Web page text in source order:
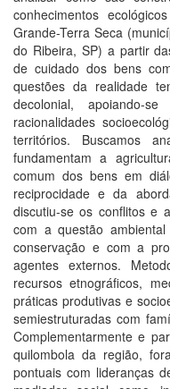
conhecimentos
Grande-Terra Seca
do Ribeira, SP) a partir
de cuidado dos bens
questões da realidade
decolonial,
racionalidades
territórios. Buscamos
fundamentam a
comum dos bens em
reciprocidade e da
discutiu-se os conflitos e
com a questão
conservação e com a
agentes externos.
recursos etnográficos,
práticas produtivas e
semiestruturadas com
Complementarmente e
quilombola da região,
pontuais com lideranças